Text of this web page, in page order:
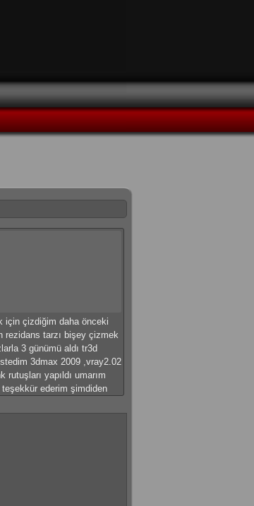
için çizdiğim daha önceki
rezidans tarzı bişey çizmek
3 günümü aldı tr3d
3dmax 2009 ,vray2.02
yapıldı umarım
ederim şimdiden